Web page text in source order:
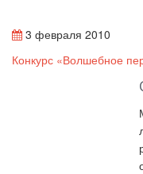
3 февраля 2010
Конкурс «Волшебное